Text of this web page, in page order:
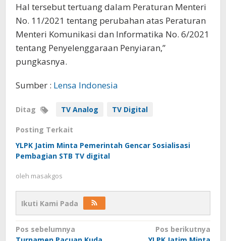
Hal tersebut tertuang dalam Peraturan Menteri
No. 11/2021 tentang perubahan atas Peraturan
Menteri Komunikasi dan Informatika No. 6/2021
tentang Penyelenggaraan Penyiaran,”
pungkasnya.
Sumber : Lensa Indonesia
Ditag TV Analog TV Digital
Posting Terkait
YLPK Jatim Minta Pemerintah Gencar Sosialisasi
Pembagian STB TV digital
oleh masakgos
Ikuti Kami Pada
Navigasi
Pos sebelumnya
Pos berikutnya